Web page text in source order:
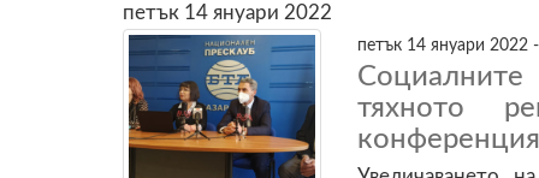
петък 14 януари 2022
петък 14 януари 2022
тяхното